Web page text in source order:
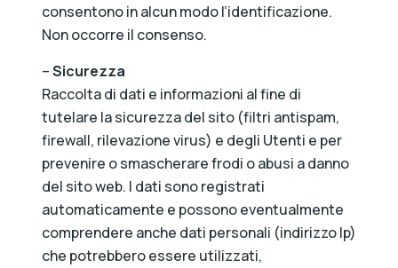
consentono in alcun modo l’identificazione.
Non occorre il consenso.
–Sicurezza
Raccolta di dati e informazioni al fine di
tutelare la sicurezza del sito (filtri antispam,
firewall, rilevazione virus) e degli Utenti e per
prevenire o smascherare frodi o abusi a danno
del sito web. I dati sono registrati
automaticamente e possono eventualmente
comprendere anche dati personali (indirizzo Ip)
che potrebbero essere utilizzati,